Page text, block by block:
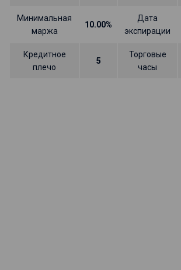
Минимальная
маржа
10.00%
Дата
экспирации
Кредитное
плечо
5
Торговые
часы